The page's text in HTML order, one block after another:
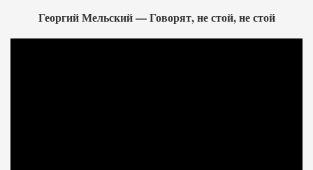
Георгий Мельский — Говорят, не стой, не стой